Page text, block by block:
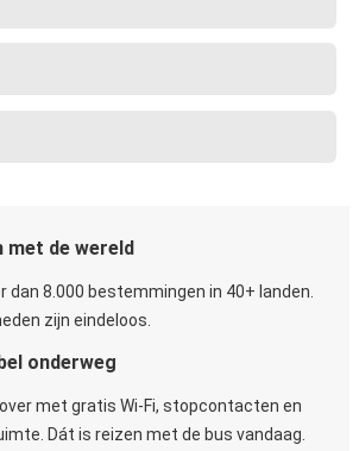
met de wereld
dan 8.000 bestemmingen in 40+ landen.
zijn eindeloos.
onderweg
met gratis Wi-Fi, stopcontacten en
Dát is reizen met de bus vandaag.